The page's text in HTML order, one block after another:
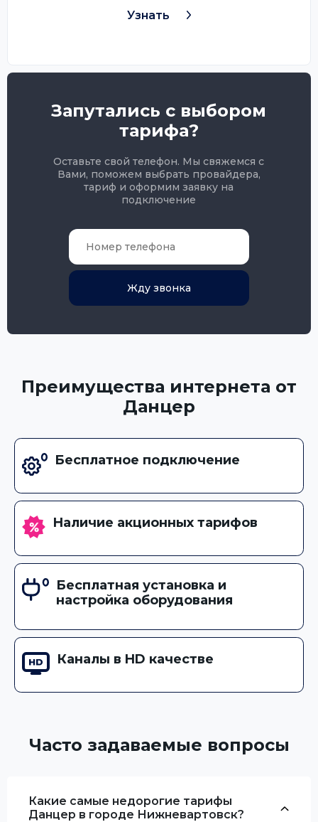
Узнать
Запутались с выбором
тарифа?
Оставьте свой телефон. Мы свяжемся с
Вами, поможем выбрать провайдера,
тариф и оформим заявку на
подключение
Жду звонка
Преимущества интернета от
Данцер
Бесплатное подключение
Наличие акционных тарифов
Бесплатная установка и
настройка оборудования
Каналы в HD качестве
Часто задаваемые вопросы
Какие самые недорогие тарифы
Данцер в городе Нижневартовск?